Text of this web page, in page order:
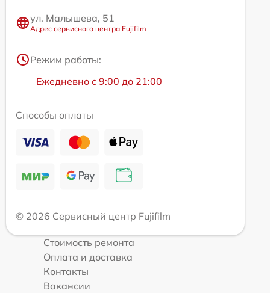
ул. Малышева, 51
Адрес сервисного центра Fujifilm
Режим работы:
Ежедневно с 9:00 до 21:00
Способы оплаты
© 2026 Сервисный центр Fujifilm
Стоимость ремонта
Оплата и доставка
Контакты
Вакансии